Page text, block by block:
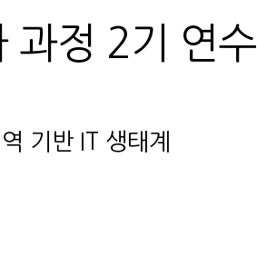
과정 2기 연수
기반 IT 생태계